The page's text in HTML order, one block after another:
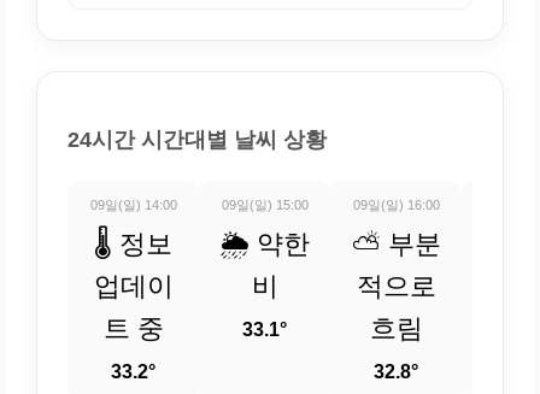
24시간 시간대별 날씨 상황
09일(일) 14:00
🌡️ 정보
업데이
트 중
33.2°
09일(일) 15:00
🌦️ 약한
비
33.1°
09일(일) 16:00
⛅ 부분
적으로
흐림
32.8°